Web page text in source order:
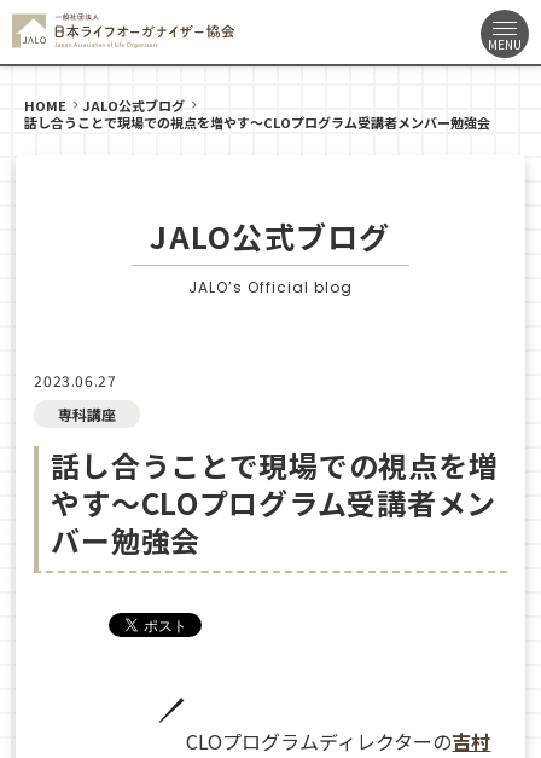
HOME
JALO公式ブログ
話し合うことで現場での視点を増やす～CLOプログラム受講者メンバー勉強会
JALO公式ブログ
JALO’s Official blog
2023.06.27
専科講座
話し合うことで現場での視点を増
やす～CLOプログラム受講者メン
バー勉強会
CLOプログラムディレクターの吉村